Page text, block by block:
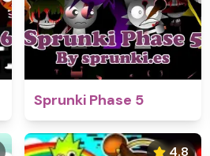
Sprunki Phase 5
4.8